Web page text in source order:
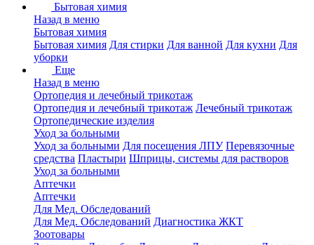
Бытовая химия
Назад в меню
Бытовая химия
Бытовая химия Для стирки Для ванной Для кухни Для
уборки
Еще
Назад в меню
Ортопедия и лечебный трикотаж
Ортопедия и лечебный трикотаж Лечебный трикотаж
Ортопедические изделия
Уход за больными
Уход за больными Для посещения ЛПУ Перевязочные
средства Пластыри Шприцы, системы для растворов
Уход за больными
Аптечки
Аптечки
Для Мед. Обследований
Для Мед. Обследований Диагностика ЖКТ
Зоотовары